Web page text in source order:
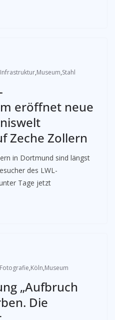
Infrastruktur,Museum,Stahl
eröffnet neue
Zeche Zollern
in Dortmund sind längst
des LWL-
Tage jetzt
Fotografie,Köln,Museum
„Aufbruch
Die